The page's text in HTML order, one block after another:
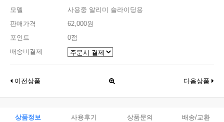
모델
사용중 알리미 슬라이딩용
판매가격
62,000원
포인트
0점
배송비결제
이전상품 다음상품
상품정보 사용후기 상품문의 배송/교환